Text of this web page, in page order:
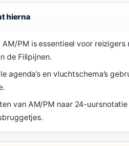
hierna
AM/PM is essentieel voor reizigers
de Filipijnen.
agenda’s en vluchtschema’s
van AM/PM naar 24-